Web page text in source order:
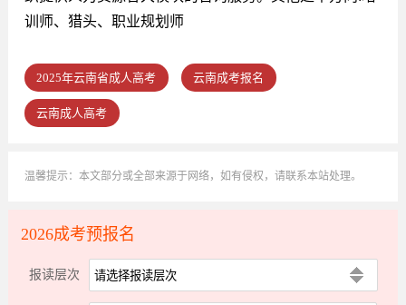
训师、猎头、职业规划师
2025年云南省成人高考 云南成考报名
云南成人高考
温馨提示：本文部分或全部来源于网络，如有侵权，请联系本站处理。
2026成考预报名
报读层次